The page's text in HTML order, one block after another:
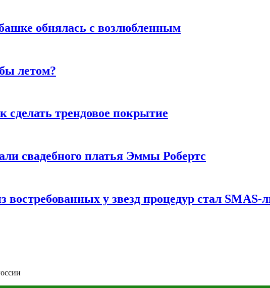
обнялась с возлюбленным
летом?
трендовое покрытие
свадебного платья Эммы Робертс
у звезд процедур стал SMAS-